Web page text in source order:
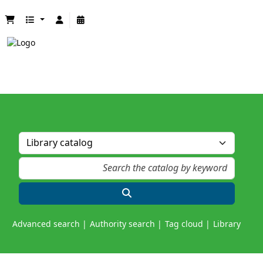
Advanced search Authority search Tag cloud Library